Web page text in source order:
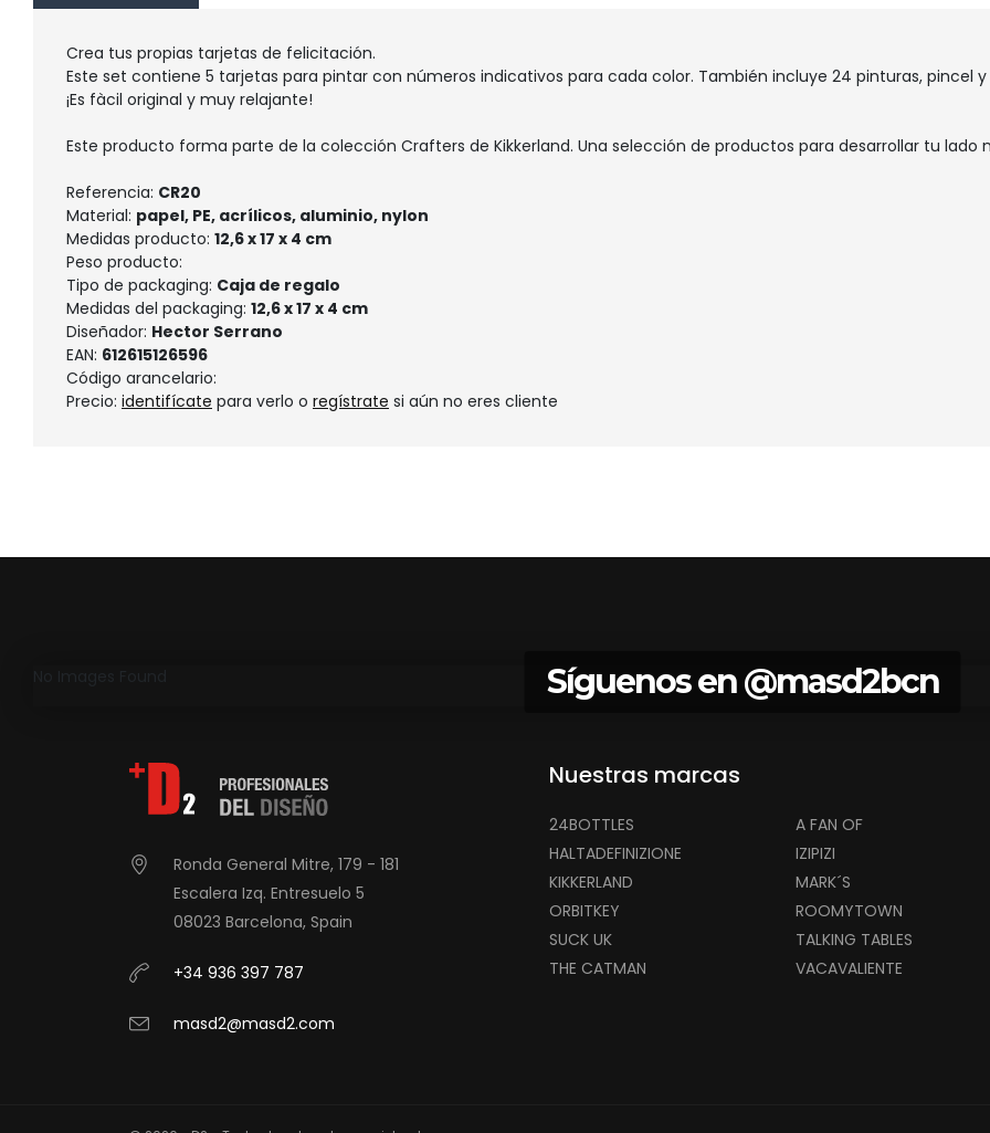
Crea tus propias tarjetas de felicitación.
Este set contiene 5 tarjetas para pintar con números indicativos para cada color. También incluye 24 pinturas, pincel y
¡Es fàcil original y muy relajante!
Este producto forma parte de la colección Crafters de Kikkerland. Una selección de productos para desarrollar tu lado
Referencia: CR20
Material: papel, PE, acrílicos, aluminio, nylon
Medidas producto: 12,6 x 17 x 4 cm
Peso producto:
Tipo de packaging: Caja de regalo
Medidas del packaging: 12,6 x 17 x 4 cm
Diseñador: Hector Serrano
EAN: 612615126596
Código arancelario:
Precio: identifícate para verlo o regístrate si aún no eres cliente
Síguenos en@masd2bcn
Ronda General Mitre, 179 - 181
Escalera Izq. Entresuelo 5
08023 Barcelona, Spain
+34 936 397 787
masd2@masd2.com
Nuestras marcas
24BOTTLES
A FAN OF
HALTADEFINIZIONE
IZIPIZI
KIKKERLAND
MARK´S
ORBITKEY
ROOMYTOWN
SUCK UK
TALKING TABLES
THE CATMAN
VACAVALIENTE